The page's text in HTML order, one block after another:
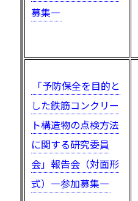
募集—
「予防保全を目的と
した鉄筋コンクリー
ト構造物の点検方法
に関する研究委員
会」報告会（対面形
式）—参加募集—